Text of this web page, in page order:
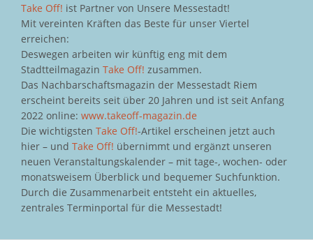
Take Off! ist Partner von Unsere Messestadt!
Mit vereinten Kräften das Beste für unser Viertel
erreichen:
Deswegen arbeiten wir künftig eng mit dem
Stadtteilmagazin Take Off! zusammen.
Das Nachbarschaftsmagazin der Messestadt Riem
erscheint bereits seit über 20 Jahren und ist seit Anfang
2022 online: www.takeoff-magazin.de
Die wichtigsten Take Off!-Artikel erscheinen jetzt auch
hier – und Take Off! übernimmt und ergänzt unseren
neuen Veranstaltungskalender – mit tage-, wochen- oder
monatsweisem Überblick und bequemer Suchfunktion.
Durch die Zusammenarbeit entsteht ein aktuelles,
zentrales Terminportal für die Messestadt!